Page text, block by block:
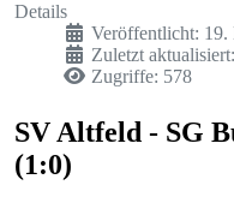
Details
Veröffentlicht: 19.
Zuletzt
Zugriffe: 578
SV Altfeld - SG
(1:0)